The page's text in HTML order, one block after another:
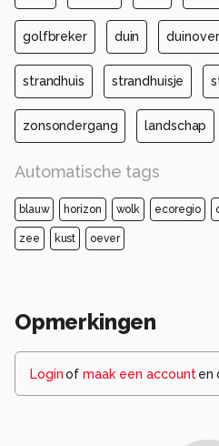
golfbreker duin
strandhuis strandhuisje
zonsondergang landschap
Automatische tags
blauw horizon wolk ecoregio
zee kust oever
Opmerkingen
Loginof maak een account en